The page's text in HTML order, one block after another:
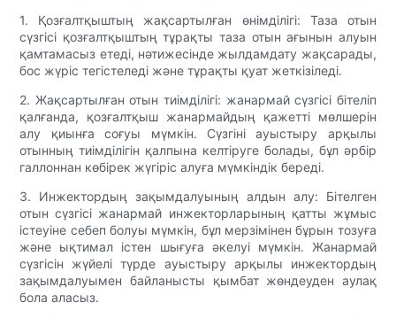
1. Қозғалтқыштың жақсартылған өнімділігі: Таза отын
сүзгісі қозғалтқыштың тұрақты таза отын ағынын алуын
қамтамасыз етеді, нәтижесінде жылдамдату жақсарады,
бос жүріс тегістеледі және тұрақты қуат жеткізіледі.
2. Жақсартылған отын тиімділігі: жанармай сүзгісі бітеліп
қалғанда, қозғалтқыш жанармайдың қажетті мөлшерін
алу қиынға соғуы мүмкін. Сүзгіні ауыстыру арқылы
отынның тиімділігін қалпына келтіруге болады, бұл әрбір
галлоннан көбірек жүгіріс алуға мүмкіндік береді.
3. Инжектордың зақымдалуының алдын алу: Бітелген
отын сүзгісі жанармай инжекторларының қатты жұмыс
істеуіне себеп болуы мүмкін, бұл мерзімінен бұрын тозуға
және ықтимал істен шығуға әкелуі мүмкін. Жанармай
сүзгісін жүйелі түрде ауыстыру арқылы инжектордың
зақымдалуымен байланысты қымбат жөндеуден аулақ
бола аласыз.